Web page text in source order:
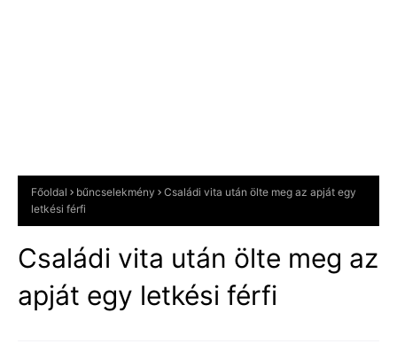
Főoldal bűncselekmény
Családi vita után ölte meg az apját egy
letkési férfi
Családi vita után ölte meg az
apját egy letkési férfi